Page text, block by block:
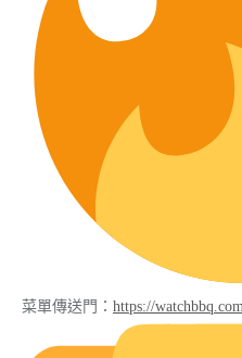
菜單傳送門： https://